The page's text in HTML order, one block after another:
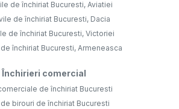
de închiriat Bucuresti, Aviatiei
de închiriat Bucuresti, Dacia
de închiriat Bucuresti, Victoriei
închiriat Bucuresti, Armeneasca
Închirieri comercial
de închiriat Bucuresti
birouri de închiriat Bucuresti